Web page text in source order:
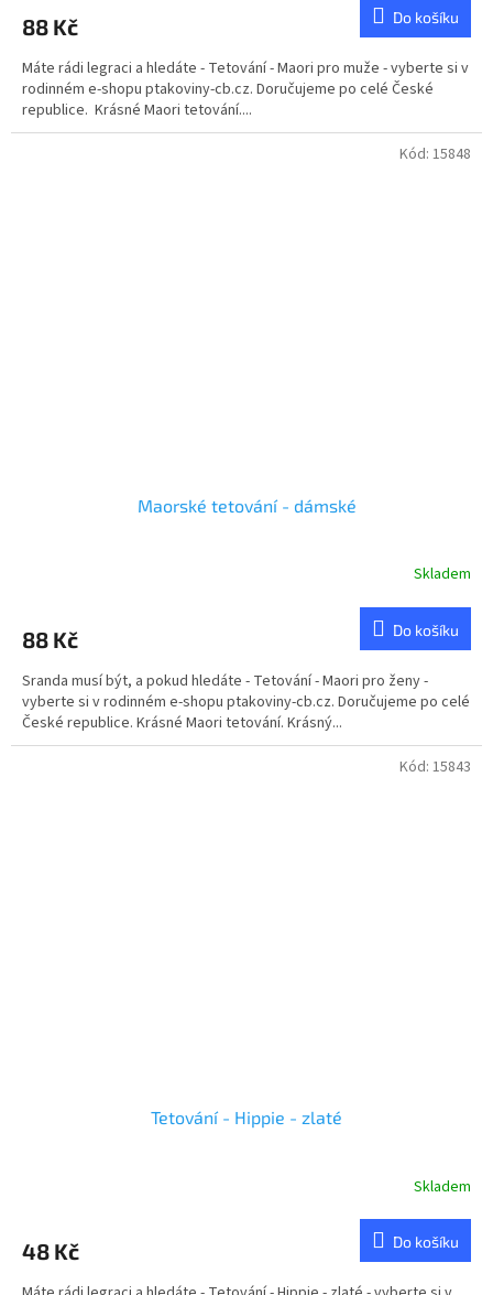
88 Kč Do košíku
Máte rádi legraci a hledáte - Tetování - Maori pro muže - vyberte si v
rodinném e-shopu ptakoviny-cb.cz. Doručujeme po celé České
republice. Krásné Maori tetování....
Maorské tetování - dámské
je
z
5
hvězdiček.
Skladem
88 Kč Do košíku
Sranda musí být, a pokud hledáte - Tetování - Maori pro ženy -
vyberte si v rodinném e-shopu ptakoviny-cb.cz. Doručujeme po celé
České republice. Krásné Maori tetování. Krásný...
Kód: 15848
Tetování - Hippie - zlaté
Skladem
48 Kč Do košíku
Kód: 15843